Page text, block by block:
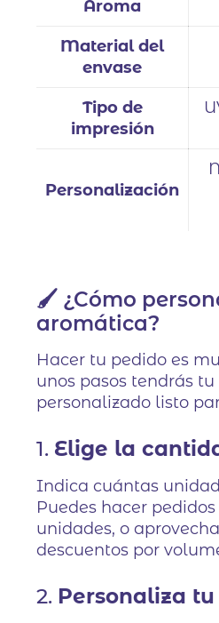
Aroma
Material del
envase
Tipo de
impresión
Personalización
🖌️ ¿Cómo
aromática?
Hacer tu pedido es
unos pasos tendrás tu
personalizado listo
1. Elige la
Indica cuántas
Puedes hacer
unidades, o
descuentos por
2. Personaliza